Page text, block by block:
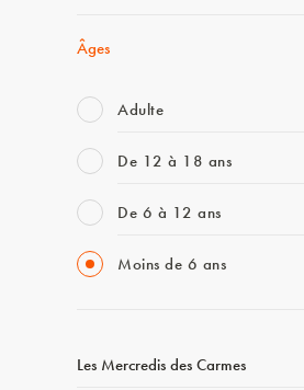
Âges
Adulte
De 12 à 18 ans
De 6 à 12 ans
Moins de 6 ans
Les Mercredis des Carmes